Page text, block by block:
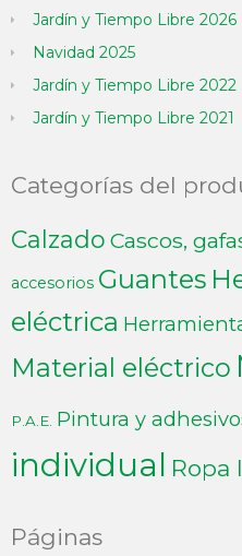
Jardín y Tiempo Libre 2026
Navidad 2025
Jardín y Tiempo Libre 2022
Jardín y Tiempo Libre 2021
Categorías del
Calzado Cascos,
accesorios Guantes
eléctrica
Material eléctrico
P.A.E. Pintura y
individual Ropa
Páginas